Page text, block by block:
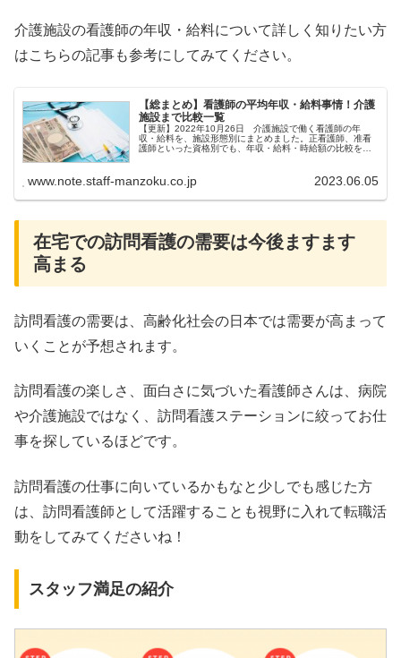
介護施設の看護師の年収・給料について詳しく知りたい方
はこちらの記事も参考にしてみてください。
【総まとめ】看護師の平均年収・給料事情！介護
施設まで比較一覧
【更新】2022年10月26日 介護施設で働く看護師の年
収・給料を、施設形態別にまとめました。正看護師、准看
護師といった資格別でも、年収・給料・時給額の比較をし
www.note.staff-manzoku.co.jp 2023.06.05
在宅での訪問看護の需要は今後ますます
高まる
訪問看護の需要は、高齢化社会の日本では需要が高まって
いくことが予想されます。
訪問看護の楽しさ、面白さに気づいた看護師さんは、病院
や介護施設ではなく、訪問看護ステーションに絞ってお仕
事を探しているほどです。
訪問看護の仕事に向いているかもなと少しでも感じた方
は、訪問看護師として活躍することも視野に入れて転職活
動をしてみてくださいね！
スタッフ満足の紹介